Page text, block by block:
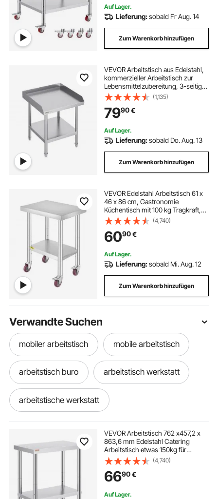
Auf Lager.
Lieferung:sobald Fr Aug. 14
Zum Warenkorb hinzufügen
VEVOR Arbeitstisch aus Edelstahl,
kommerzieller Arbeitstisch zur
Lebensmittelzubereitung, 3-seitiger
Spritzschutz, 610 x 610 x 660 mm
Küchentisch, Arbeitstisch mit
einstellbarer Höhe für Hotel
(1,135)
7990€
Auf Lager.
Lieferung:sobald Do. Aug. 13
Zum Warenkorb hinzufügen
VEVOR Edelstahl Arbeitstisch 61 x
46 x 86 cm, Gastronomie
Küchentisch mit 100 kg Tragkraft,
Vorbereitungstisch mit 4
Verstellbaren Füßen, Serviertisch
Rollbar für Küche Bar & Restaurant
(4,740)
6090€
Auf Lager.
Lieferung:sobald Mi. Aug. 12
Zum Warenkorb hinzufügen
Verwandte Suchen
mobiler arbeitstisch mobile arbeitstisch
arbeitstisch buro arbeitstisch werkstatt
arbeitstische werkstatt
arbeitstisch gastronomie
arbeitstisch werken Arbeitstisch
VEVOR Arbeitstisch 762 x457,2 x
863,6 mm Edelstahl Catering
Arbeitstisch etwas 150kg für
Belastbarkeit Lebensmittel
Zubereitungstisch Gewerbliche
Arbeitstisch für Küche Bar
Restaurantar 4 verstellbare Füße
(4,740)
6690€
Auf Lager.